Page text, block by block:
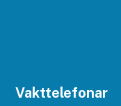
Vakttelefonar